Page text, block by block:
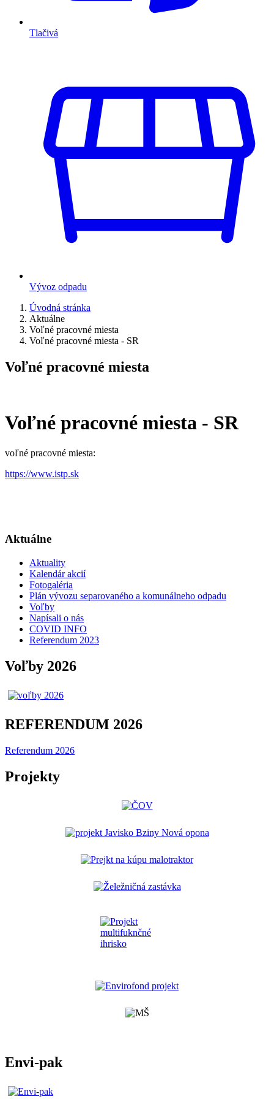
Tlačivá
Vývoz odpadu
Úvodná stránka
Aktuálne
Voľné pracovné miesta
Voľné pracovné miesta - SR
Voľné pracovné miesta
Voľné pracovné miesta - SR
voľné pracovné miesta:
https://www.istp.sk
Aktuálne
Aktuality
Kalendár akcií
Fotogaléria
Plán vývozu separovaného a komunálneho odpadu
Voľby
Napísali o nás
COVID INFO
Referendum 2023
Voľby 2026
REFERENDUM 2026
Referendum 2026
Projekty
Envi-pak